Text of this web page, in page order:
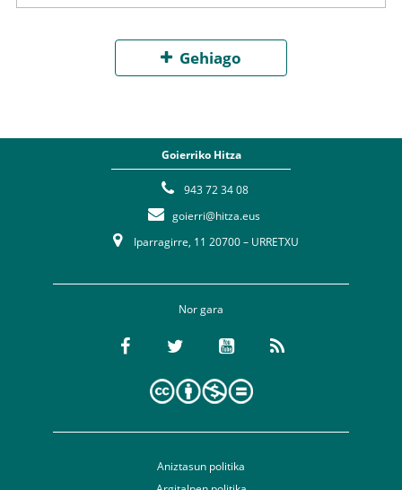
Gehiago
Goierriko Hitza
943 72 34 08
goierri@hitza.eus
Iparragirre, 11 20700 – URRETXU
Nor gara
Aniztasun politika